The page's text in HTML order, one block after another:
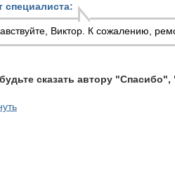
специалиста:
Виктор. К сожалению,
сказать автору